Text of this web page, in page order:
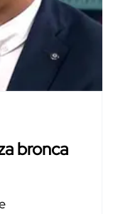
bronca